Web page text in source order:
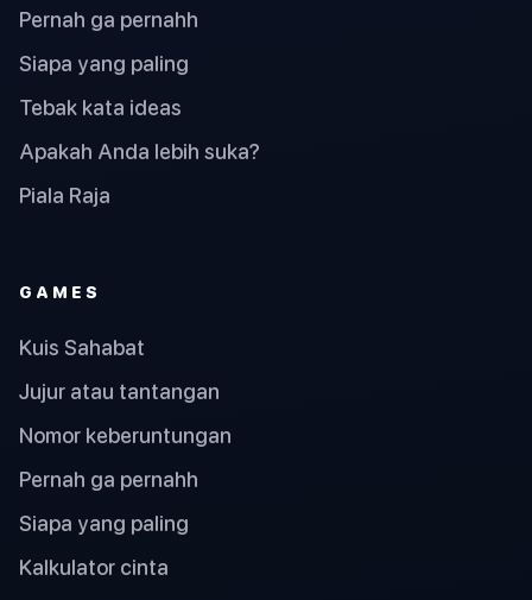
Pernah ga pernahh
Siapa yang paling
Tebak kata ideas
Apakah Anda lebih suka?
Piala Raja
GAMES
Kuis Sahabat
Jujur atau tantangan
Nomor keberuntungan
Pernah ga pernahh
Siapa yang paling
Kalkulator cinta